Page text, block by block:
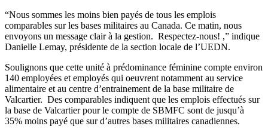
“Nous sommes les moins bien payés de tous les emplois
comparables sur les bases militaires au Canada. Ce matin, nous
envoyons un message clair à la gestion. Respectez-nous! ,” indique
Danielle Lemay, présidente de la section locale de l’UEDN.
Soulignons que cette unité à prédominance féminine compte environ
140 employées et employés qui oeuvrent notamment au service
alimentaire et au centre d’entrainement de la base militaire de
Valcartier. Des comparables indiquent que les emplois effectués sur
la base de Valcartier pour le compte de SBMFC sont de jusqu’à
35% moins payé que sur d’autres bases militaires canadiennes.